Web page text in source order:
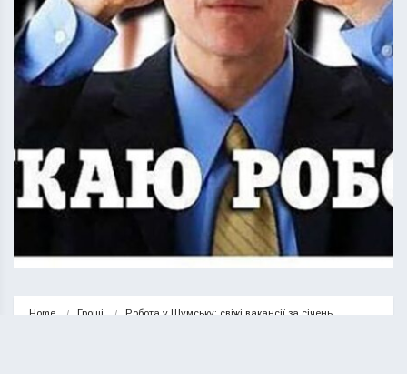
Home Гроші Робота у Шумську: свіжі вакансії за січень